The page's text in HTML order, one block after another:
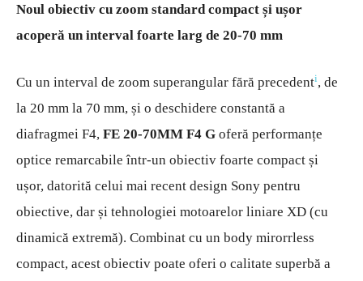
Noul obiectiv cu zoom standard compact și ușor
acoperă un interval foarte larg de 20-70 mm
Cu un interval de zoom superangular fără precedenti, de
la 20 mm la 70 mm, și o deschidere constantă a
diafragmei F4, FE 20-70MM F4 G oferă performanțe
optice remarcabile într-un obiectiv foarte compact și
ușor, datorită celui mai recent design Sony pentru
obiective, dar și tehnologiei motoarelor liniare XD (cu
dinamică extremă). Combinat cu un body mirorrless
compact, acest obiectiv poate oferi o calitate superbă a